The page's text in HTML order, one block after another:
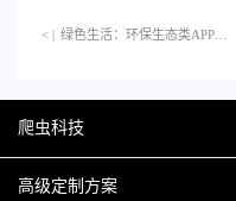
< |
爬虫科技
爬虫案例
高级定制方案